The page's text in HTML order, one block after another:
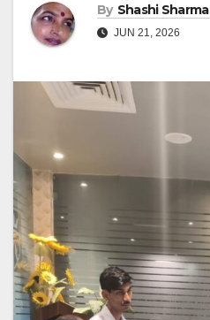
By Shashi Sharma
JUN 21, 2026